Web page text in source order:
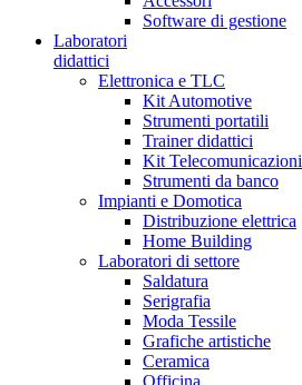
Software di gestione
Laboratori
didattici
Elettronica e TLC
Kit Automotive
Strumenti portatili
Trainer didattici
Kit Telecomunicazioni
Strumenti da banco
Impianti e Domotica
Distribuzione elettrica
Home Building
Laboratori di settore
Saldatura
Serigrafia
Moda Tessile
Grafiche artistiche
Ceramica
Officina